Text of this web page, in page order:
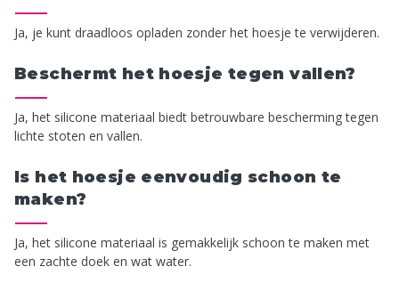
Ja, je kunt draadloos opladen zonder het hoesje te verwijderen.
Beschermt het hoesje tegen vallen?
Ja, het silicone materiaal biedt betrouwbare bescherming tegen
lichte stoten en vallen.
Is het hoesje eenvoudig schoon te
maken?
Ja, het silicone materiaal is gemakkelijk schoon te maken met
een zachte doek en wat water.